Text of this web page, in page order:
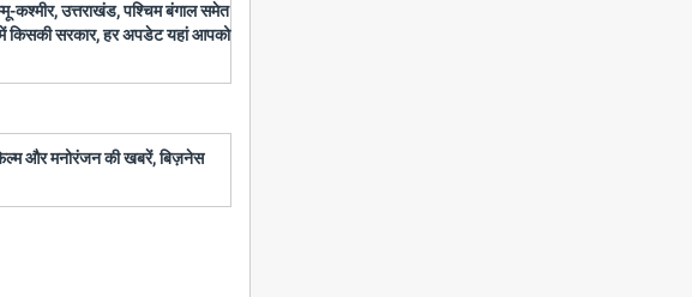
कश्मीर, उत्तराखंड, पश्चिम बंगाल समेत
में किसकी सरकार, हर अपडेट यहां आपको
और मनोरंजन की खबरें, बिज़नेस